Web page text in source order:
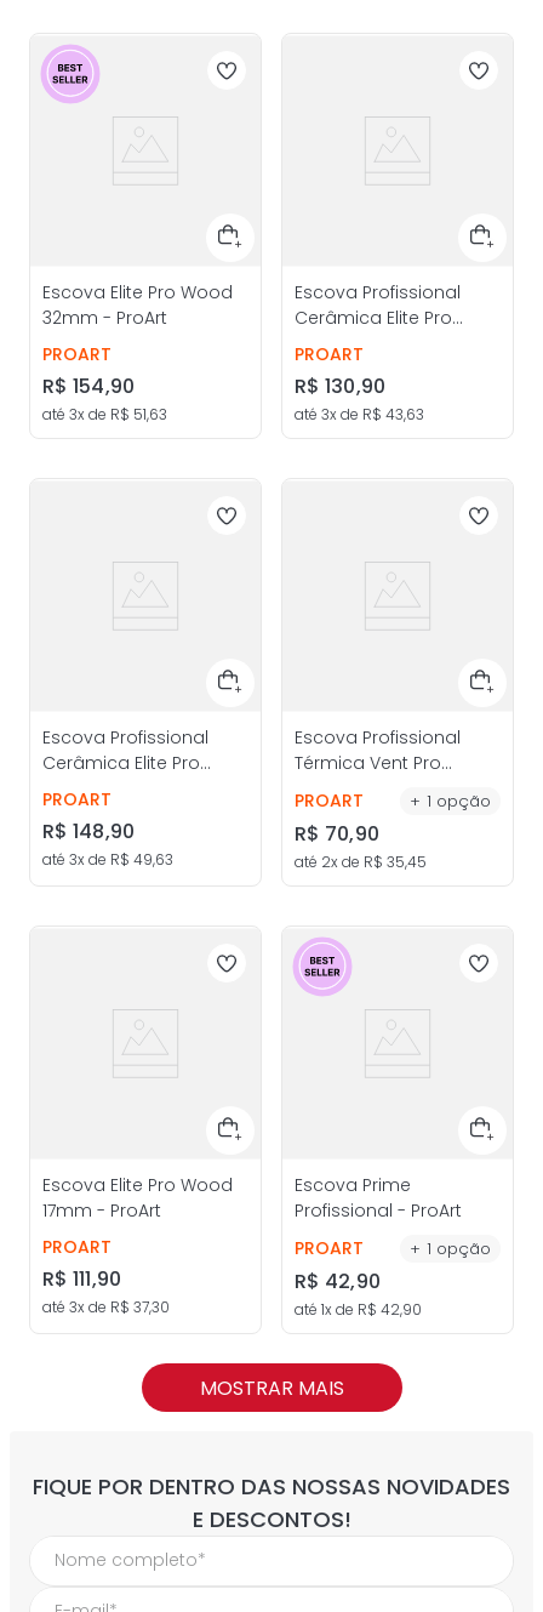
Escova Elite Pro Wood
32mm - ProArt
PROART
R$ 154,90
até 3x de R$ 51,63
Escova Profissional
Cerâmica Elite Pro
22mm - ProArt
PROART
R$ 130,90
até 3x de R$ 43,63
Escova Profissional
Cerâmica Elite Pro
27mm - ProArt
PROART
R$ 148,90
até 3x de R$ 49,63
Escova Profissional
Térmica Vent Pro
50mm - ProArt
PROART + 1 opção
R$ 70,90
até 2x de R$ 35,45
Escova Elite Pro Wood
17mm - ProArt
PROART
R$ 111,90
até 3x de R$ 37,30
Escova Prime
Profissional - ProArt
PROART
+ 1 opção
R$ 42,90
até 1x de R$ 42,90
MOSTRAR MAIS
FIQUE POR DENTRO DAS NOSSAS NOVIDADES
E DESCONTOS!